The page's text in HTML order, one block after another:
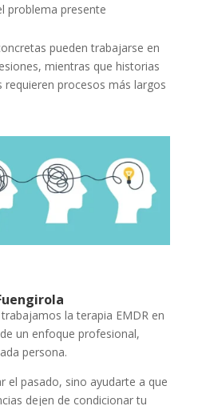
problema presente
pueden trabajarse en
mientras que historias
procesos más largos
la terapia EMDR en
un enfoque profesional,
persona.
el pasado, sino ayudarte a que
dejen de condicionar tu